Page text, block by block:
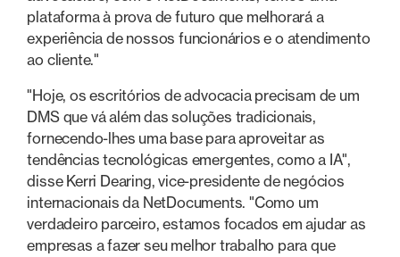
plataforma à prova de futuro que melhorará a
experiência de nossos funcionários e o atendimento
ao cliente."
"Hoje, os escritórios de advocacia precisam de um
DMS que vá além das soluções tradicionais,
fornecendo-lhes uma base para aproveitar as
tendências tecnológicas emergentes, como a IA",
disse Kerri Dearing, vice-presidente de negócios
internacionais da NetDocuments. "Como um
verdadeiro parceiro, estamos focados em ajudar as
empresas a fazer seu melhor trabalho para que